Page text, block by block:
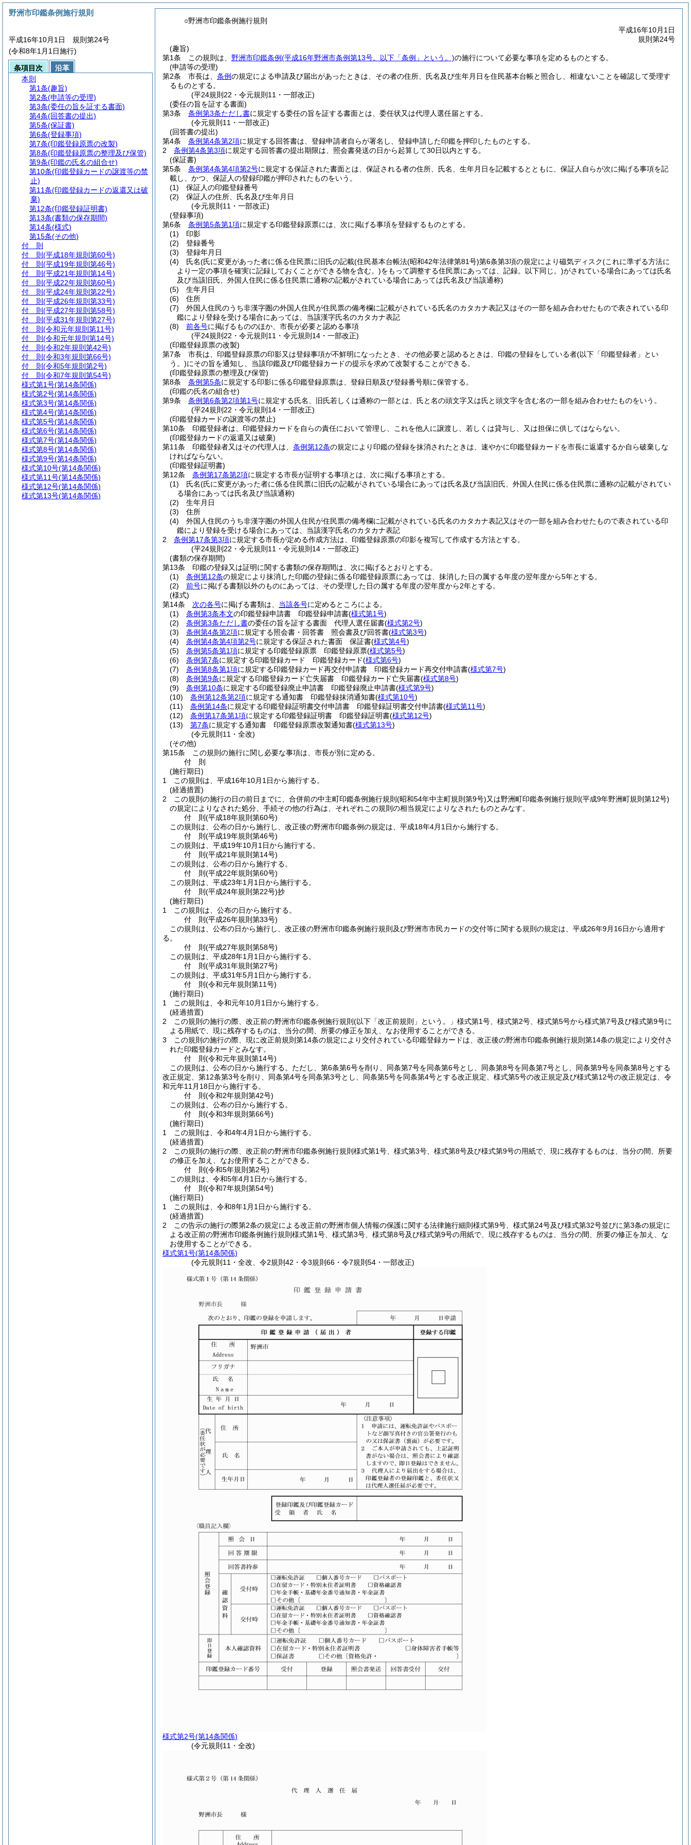
○野洲市印鑑条例施行規則
平成16年10月1日
規則第24号
(趣旨)
第1条
この規則は、 野洲市印鑑条例(平成16年野洲市条例第13号。以下「条例」という。)の施行について必要な事項を定めるものとする。
(申請等の受理)
第2条
市長は、 条例の規定による申請及び届出があったときは、その者の住所、氏名及び生年月日を住民基本台帳と照合し、相違ないことを確認して受理す
るものとする。
(平24規則22・令元規則11・一部改正)
(委任の旨を証する書面)
第3条
条例第3条ただし書に規定する委任の旨を証する書面とは、委任状又は代理人選任届とする。
(令元規則11・一部改正)
(回答書の提出)
第4条
条例第4条第2項に規定する回答書は、登録申請者自らが署名し、登録申請した印鑑を押印したものとする。
2
条例第4条第3項に規定する回答書の提出期限は、照会書発送の日から起算して30日以内とする。
(保証書)
第5条
条例第4条第4項第2号に規定する保証された書面とは、保証される者の住所、氏名、生年月日を記載するとともに、保証人自らが次に掲げる事項を記
載し、かつ、保証人の登録印鑑が押印されたものをいう。
(1)
保証人の印鑑登録番号
(2)
保証人の住所、氏名及び生年月日
(令元規則11・一部改正)
(登録事項)
第6条
条例第5条第1項に規定する印鑑登録原票には、次に掲げる事項を登録するものとする。
(1)
印影
(2)
登録番号
(3)
登録年月日
(4)
氏名(氏に変更があった者に係る住民票に旧氏の記載(住民基本台帳法(昭和42年法律第81号)第6条第3項の規定により磁気ディスク(これに準ずる方法に
より一定の事項を確実に記録しておくことができる物を含む。)をもって調整する住民票にあっては、記録。以下同じ。)がされている場合にあっては氏名
及び当該旧氏、外国人住民に係る住民票に通称の記載がされている場合にあっては氏名及び当該通称)
(5)
生年月日
(6)
住所
(7)
外国人住民のうち非漢字圏の外国人住民が住民票の備考欄に記載がされている氏名のカタカナ表記又はその一部を組み合わせたもので表されている印
鑑により登録を受ける場合にあっては、当該漢字氏名のカタカナ表記
(8)
前各号に掲げるもののほか、市長が必要と認める事項
(平24規則22・令元規則11・令元規則14・一部改正)
(印鑑登録原票の改製)
第7条
市長は、印鑑登録原票の印影又は登録事項が不鮮明になったとき、その他必要と認めるときは、印鑑の登録をしている者(以下「印鑑登録者」とい
う。)にその旨を通知し、当該印鑑及び印鑑登録カードの提示を求めて改製することができる。
(印鑑登録原票の整理及び保管)
第8条
条例第5条に規定する印影に係る印鑑登録原票は、登録日順及び登録番号順に保管する。
(印鑑の氏名の組合せ)
第9条
条例第6条第2項第1号に規定する氏名、旧氏若しくは通称の一部とは、氏と名の頭文字又は氏と頭文字を含む名の一部を組み合わせたものをいう。
(平24規則22・令元規則14・一部改正)
(印鑑登録カードの譲渡等の禁止)
第10条
印鑑登録者は、印鑑登録カードを自らの責任において管理し、これを他人に譲渡し、若しくは貸与し、又は担保に供してはならない。
(印鑑登録カードの返還又は破棄)
第11条
印鑑登録者又はその代理人は、 条例第12条の規定により印鑑の登録を抹消されたときは、速やかに印鑑登録カードを市長に返還するか自ら破棄しな
ければならない。
(印鑑登録証明書)
第12条
条例第17条第2項に規定する市長が証明する事項とは、次に掲げる事項とする。
(1)
氏名(氏に変更があった者に係る住民票に旧氏の記載がされている場合にあっては氏名及び当該旧氏、外国人住民に係る住民票に通称の記載がされてい
る場合にあっては氏名及び当該通称)
(2)
生年月日
(3)
住所
(4)
外国人住民のうち非漢字圏の外国人住民が住民票の備考欄に記載がされている氏名のカタカナ表記又はその一部を組み合わせたもので表されている印
鑑により登録を受ける場合にあっては、当該漢字氏名のカタカナ表記
2
条例第17条第3項に規定する市長が定める作成方法は、印鑑登録原票の印影を複写して作成する方法とする。
(平24規則22・令元規則11・令元規則14・一部改正)
(書類の保存期間)
第13条
印鑑の登録又は証明に関する書類の保存期間は、次に掲げるとおりとする。
(1)
条例第12条の規定により抹消した印鑑の登録に係る印鑑登録原票にあっては、抹消した日の属する年度の翌年度から5年とする。
(2)
前号に掲げる書類以外のものにあっては、その受理した日の属する年度の翌年度から2年とする。
(様式)
第14条
次の各号に掲げる書類は、 当該各号に定めるところによる。
(1)
条例第3条本文の印鑑登録申請書 印鑑登録申請書(様式第1号)
(2)
条例第3条ただし書の委任の旨を証する書面 代理人選任届書(様式第2号)
(3)
条例第4条第2項に規定する照会書・回答書 照会書及び回答書(様式第3号)
(4)
条例第4条第4項第2号に規定する保証された書面 保証書(様式第4号)
(5)
条例第5条第1項に規定する印鑑登録原票 印鑑登録原票(様式第5号)
(6)
条例第7条に規定する印鑑登録カード 印鑑登録カード(様式第6号)
(7)
条例第8条第1項に規定する印鑑登録カード再交付申請書 印鑑登録カード再交付申請書(様式第7号)
(8)
条例第9条に規定する印鑑登録カード亡失届書 印鑑登録カード亡失届書(様式第8号)
(9)
条例第10条に規定する印鑑登録廃止申請書 印鑑登録廃止申請書(様式第9号)
(10)
条例第12条第2項に規定する通知書 印鑑登録抹消通知書(様式第10号)
(11)
条例第14条に規定する印鑑登録証明書交付申請書 印鑑登録証明書交付申請書(様式第11号)
(12)
条例第17条第1項に規定する印鑑登録証明書 印鑑登録証明書(様式第12号)
(13)
第7条に規定する通知書 印鑑登録原票改製通知書(様式第13号)
(令元規則11・全改)
(その他)
第15条
この規則の施行に関し必要な事項は、市長が別に定める。
付 則
(施行期日)
1
この規則は、平成16年10月1日から施行する。
(経過措置)
2
この規則の施行の日の前日までに、合併前の中主町印鑑条例施行規則 (昭和54年中主町規則第9号)又は野洲町印鑑条例施行規則 (平成9年野洲町規則第12号)
の規定によりなされた処分、手続その他の行為は、それぞれこの規則の相当規定によりなされたものとみなす。
付 則(平成18年規則第60号)
この規則は、公布の日から施行し、改正後の野洲市印鑑条例の規定は、平成18年4月1日から施行する。
付 則(平成19年規則第46号)
この規則は、平成19年10月1日から施行する。
付 則(平成21年規則第14号)
この規則は、公布の日から施行する。
付 則(平成22年規則第60号)
この規則は、平成23年1月1日から施行する。
付 則(平成24年規則第22号)抄
(施行期日)
1
この規則は、公布の日から施行する。
付 則(平成26年規則第33号)
この規則は、公布の日から施行し、改正後の野洲市印鑑条例施行規則及び野洲市市民カードの交付等に関する規則の規定は、平成26年9月16日から適用す
る。
付 則(平成27年規則第58号)
この規則は、平成28年1月1日から施行する。
付 則(平成31年規則第27号)
この規則は、平成31年5月1日から施行する。
付 則(令和元年規則第11号)
(施行期日)
1
この規則は、令和元年10月1日から施行する。
(経過措置)
2
この規則の施行の際、改正前の野洲市印鑑条例施行規則(以下「改正前規則」という。」様式第1号、様式第2号、様式第5号から様式第7号及び様式第9号に
よる用紙で、現に残存するものは、当分の間、所要の修正を加え、なお使用することができる。
3
この規則の施行の際、現に改正前規則第14条の規定により交付されている印鑑登録カードは、改正後の野洲市印鑑条例施行規則第14条の規定により交付さ
れた印鑑登録カードとみなす。
付 則(令和元年規則第14号)
この規則は、公布の日から施行する。 ただし、第6条第6号を削り、同条第7号を同条第6号とし、同条第8号を同条第7号とし、同条第9号を同条第8号とする
改正規定、第12条第3号を削り、同条第4号を同条第3号とし、同条第5号を同条第4号とする改正規定、様式第5号の改正規定及び様式第12号の改正規定は、令
和元年11月18日から施行する。
付 則(令和2年規則第42号)
この規則は、公布の日から施行する。
付 則(令和3年規則第66号)
(施行期日)
1
この規則は、令和4年4月1日から施行する。
(経過措置)
2
この規則の施行の際、改正前の野洲市印鑑条例施行規則様式第1号、様式第3号、様式第8号及び様式第9号の用紙で、現に残存するものは、当分の間、所要
の修正を加え、なお使用することができる。
付 則(令和5年規則第2号)
この規則は、令和5年4月1日から施行する。
付 則(令和7年規則第54号)
(施行期日)
1
この規則は、令和8年1月1日から施行する。
(経過措置)
2
この告示の施行の際第2条の規定による改正前の野洲市個人情報の保護に関する法律施行細則様式第9号、様式第24号及び様式第32号並びに第3条の規定に
よる改正前の野洲市印鑑条例施行規則様式第1号、様式第3号、様式第8号及び様式第9号の用紙で、現に残存するものは、当分の間、所要の修正を加え、な
お使用することができる。
様式第1号(第14条関係)
(令元規則11・全改、令2規則42・令3規則66・令7規則54・一部改正)
様式第2号(第14条関係)
(令元規則11・全改)
野洲市印鑑条例施行規則
平成16年10月1日 規則第24号
(令和8年1月1日施行)
条項目次
沿革
本則
第1条(趣旨)
第2条(申請等の受理)
第3条(委任の旨を証する書面)
第4条(回答書の提出)
第5条(保証書)
第6条(登録事項)
第7条(印鑑登録原票の改製)
第8条(印鑑登録原票の整理及び保管)
第9条(印鑑の氏名の組合せ)
第10条(印鑑登録カードの譲渡等の禁
止)
第11条(印鑑登録カードの返還又は破
棄)
第12条(印鑑登録証明書)
第13条(書類の保存期間)
第14条(様式)
第15条(その他)
付 則
付 則 (平成18年規則第60号)
付 則 (平成19年規則第46号)
付 則 (平成21年規則第14号)
付 則 (平成22年規則第60号)
付 則 (平成24年規則第22号)
付 則 (平成26年規則第33号)
付 則 (平成27年規則第58号)
付 則 (平成31年規則第27号)
付 則 (令和元年規則第11号)
付 則 (令和元年規則第14号)
付 則 (令和2年規則第42号)
付 則 (令和3年規則第66号)
付 則 (令和5年規則第2号)
付 則 (令和7年規則第54号)
様式第1号(第14条関係)
様式第2号(第14条関係)
様式第3号(第14条関係)
様式第4号(第14条関係)
様式第5号(第14条関係)
様式第6号(第14条関係)
様式第7号(第14条関係)
様式第8号(第14条関係)
様式第9号(第14条関係)
様式第10号(第14条関係)
様式第11号(第14条関係)
様式第12号(第14条関係)
様式第13号(第14条関係)